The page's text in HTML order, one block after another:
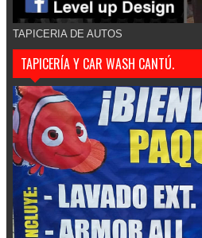
TAPICERIA DE AUTOS
TAPICERÍA Y CAR WASH CANTÚ.